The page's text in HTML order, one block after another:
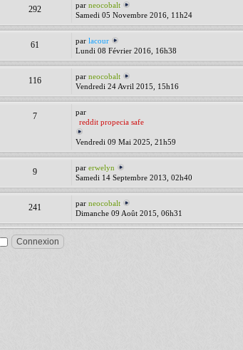
292 parneocobalt
Samedi 05 Novembre 2016, 11h24
61 parlacour
Lundi 08 Février 2016, 16h38
116 parneocobalt
Vendredi 24 Avril 2015, 15h16
7
par
reddit propecia safe
Vendredi 09 Mai 2025, 21h59
9 parerwelyn
Samedi 14 Septembre 2013, 02h40
241 parneocobalt
Dimanche 09 Août 2015, 06h31